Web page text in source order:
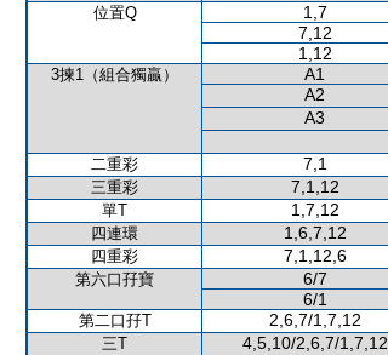
位置Q 1,7
7,12
1,12
3揀1（組合獨贏） A1
A2
A3
二重彩
7,1
三重彩 7,1,12
單T 1,7,12
四連環 1,6,7,12
四重彩 7,1,12,6
第六口孖寶 6/7
6/1
第二口孖T 2,6,7/1,7,12
三T 4,5,10/2,6,7/1,7,12